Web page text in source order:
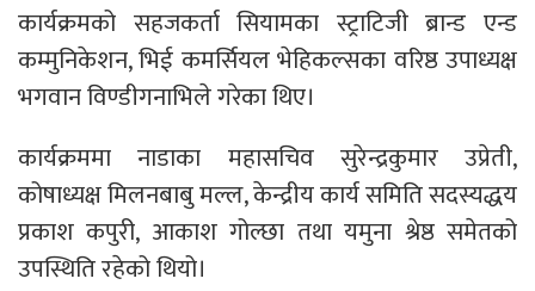
कार्यक्रमको सहजकर्ता सियामका स्ट्राटिजी ब्रान्ड एन्ड
कम्मुनिकेशन, भिई कमर्सियल भेहिकल्सका वरिष्ठ उपाध्यक्ष
भगवान विण्डीगनाभिले गरेका थिए।
कार्यक्रममा नाडाका महासचिव सुरेन्द्रकुमार उप्रेती,
कोषाध्यक्ष मिलनबाबु मल्ल, केन्द्रीय कार्य समिति सदस्यद्धय
प्रकाश कपुरी, आकाश गोल्छा तथा यमुना श्रेष्ठ समेतको
उपस्थिति रहेको थियो।